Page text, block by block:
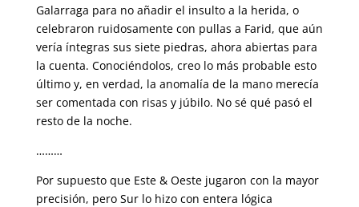
Galarraga para no añadir el insulto a la herida, o
celebraron ruidosamente con pullas a Farid, que aún
vería íntegras sus siete piedras, ahora abiertas para
la cuenta. Conociéndolos, creo lo más probable esto
último y, en verdad, la anomalía de la mano merecía
ser comentada con risas y júbilo. No sé qué pasó el
resto de la noche.
………
Por supuesto que Este & Oeste jugaron con la mayor
precisión, pero Sur lo hizo con entera lógica